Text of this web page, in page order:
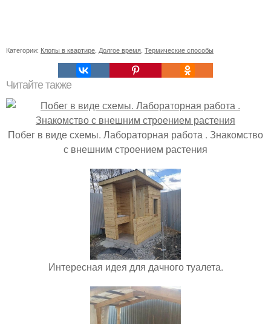
Категории: Клопы в квартире Долгое время Термические способы
Читайте также
Побег в виде схемы. Лабораторная работа . Знакомство
с внешним строением растения
Интересная идея для дачного туалета.